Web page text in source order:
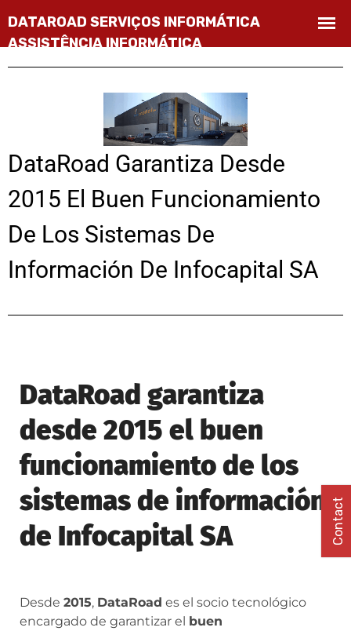
DataRoad Garantiza Desde
2015 El Buen Funcionamiento
De Los Sistemas De
Información De Infocapital SA
DataRoad garantiza
desde 2015 el buen
funcionamiento de los
sistemas de información
de Infocapital SA
Desde 2015, DataRoad es el socio tecnológico
encargado de garantizar el buen
Contact